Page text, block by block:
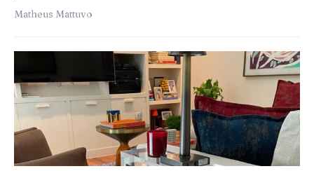
Matheus Mattuvo